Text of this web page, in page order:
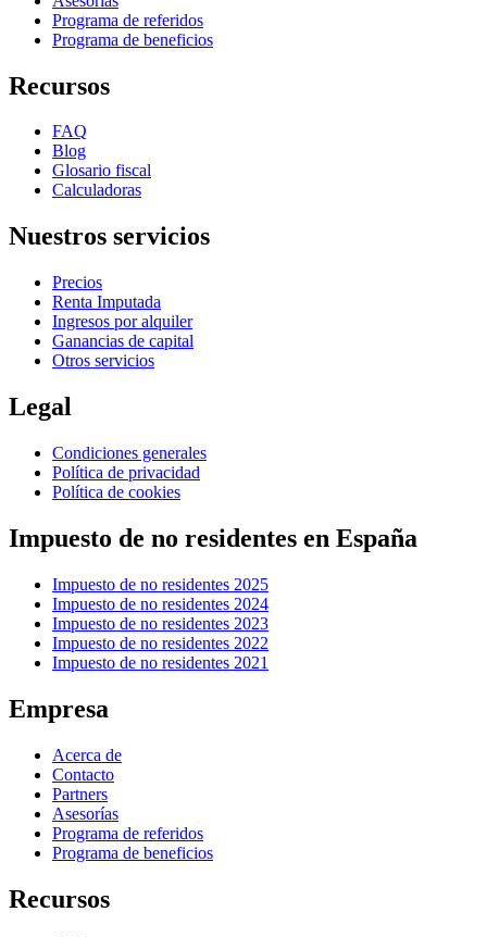
Programa de referidos
Programa de beneficios
Recursos
FAQ
Blog
Glosario fiscal
Calculadoras
Nuestros servicios
Precios
Renta Imputada
Ingresos por alquiler
Ganancias de capital
Otros servicios
Legal
Condiciones generales
Política de privacidad
Política de cookies
Impuesto de no residentes en España
Impuesto de no residentes 2025
Impuesto de no residentes 2024
Impuesto de no residentes 2023
Impuesto de no residentes 2022
Impuesto de no residentes 2021
Empresa
Acerca de
Contacto
Partners
Asesorías
Programa de referidos
Programa de beneficios
Recursos